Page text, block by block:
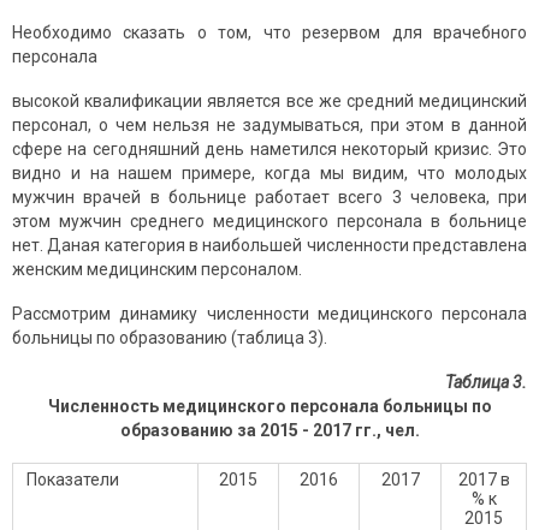
Необходимо сказать о том, что резервом для врачебного
персонала
высокой квалификации является все же средний медицинский
персонал, о чем нельзя не задумываться, при этом в данной
сфере на сегодняшний день наметился некоторый кризис. Это
видно и на нашем примере, когда мы видим, что молодых
мужчин врачей в больнице работает всего 3 человека, при
этом мужчин среднего медицинского персонала в больнице
нет. Даная категория в наибольшей численности представлена
женским медицинским персоналом.
Рассмотрим динамику численности медицинского персонала
больницы по образованию (таблица 3).
Таблица 3.
Численность медицинского персонала больницы по
образованию за 2015 - 2017 гг., чел.
Показатели 2015 2016 2017
2017 в
% к
2015